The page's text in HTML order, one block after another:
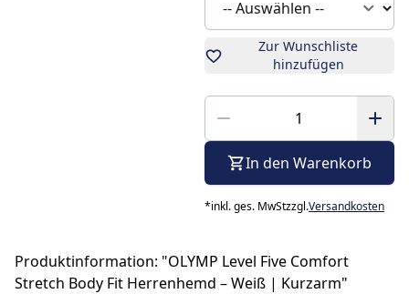
Zur Wunschliste
hinzufügen
In den Warenkorb
*inkl. ges. MwStzzgl.Versandkosten
Produktinformation: "OLYMP Level Five Comfort
Stretch Body Fit Herrenhemd – Weiß | Kurzarm"